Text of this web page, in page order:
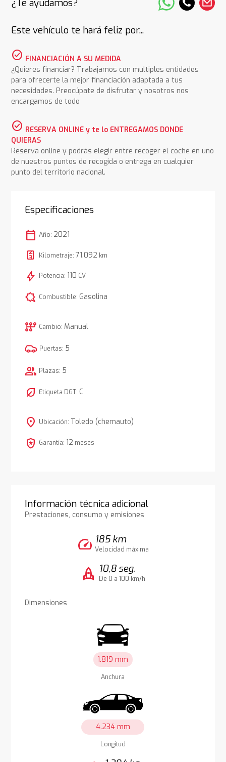
¿Te ayudamos?
Este vehículo te hará feliz por...
check_circle FINANCIACIÓN A SU MEDIDA
¿Quieres financiar? Trabajamos con multiples entidades
para ofrecerte la mejor financiación adaptada a tus
necesidades. Preocúpate de disfrutar y nosotros nos
encargamos de todo
check_circle RESERVA ONLINE y te lo ENTREGAMOS DONDE
QUIERAS
Reserva online y podrás elegir entre recoger el coche en uno
de nuestros puntos de recogida o entrega en cualquier
punto del territorio nacional.
Especificaciones
calendar_today Año: 2021
Kilometraje: 71.092 km
bolt Potencia: 110 CV
comic_bubble Combustible: Gasolina
auto_transmission Cambio: Manual
Puertas: 5
group Plazas: 5
nest_eco_leaf Etiqueta DGT: C
location_on Ubicación: Toledo (chemauto)
local_police Garantía: 12 meses
Información técnica adicional
Prestaciones, consumo y emisiones
speed 185 km
Velocidad máxima
rocket 10,8 seg.
De 0 a 100 km/h
Dimensiones
1.819 mm
Anchura
4.234 mm
Longitud